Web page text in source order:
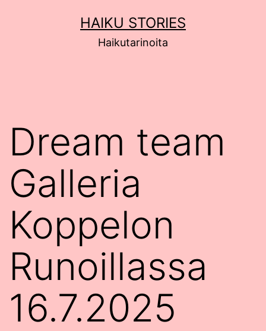
HAIKU STORIES
Haikutarinoita
Dream team
Galleria
Koppelon
Runoillassa
16.7.2025